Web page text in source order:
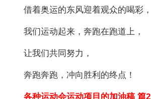
借着奥运的东风迎着观众的喝彩，
我们运动起来，奔跑在跑道上，
让我们共同努力，
奔跑奔跑，冲向胜利的终点！
各种运动会运动项目的加油稿 篇2